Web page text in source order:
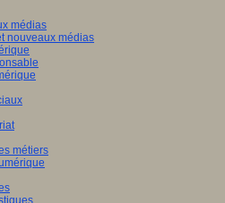
médias
nouveaux médias
métiers